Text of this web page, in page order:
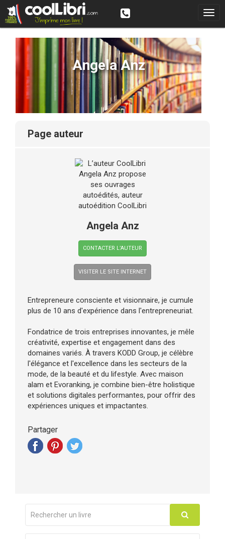
Angela Anz
page auteur
Angela Anz
CONTACTER L’AUTEUR
VISITER LE SITE INTERNET
Entrepreneure consciente et visionnaire, je cumule
plus de 10 ans d'expérience dans l'entrepreneuriat.
Fondatrice de trois entreprises innovantes, je mêle
créativité, expertise et engagement dans des
domaines variés. À travers KODD Group, je célèbre
l'élégance et l'excellence dans les secteurs de la
mode, de la beauté et du lifestyle. Avec maison
alam et Evoranking, je combine bien-être holistique
et solutions digitales performantes, pour offrir des
expériences uniques et impactantes.
Partager